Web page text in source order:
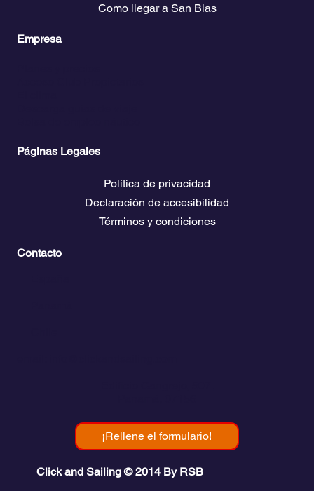
Como llegar a San Blas
Empresa
Click and Sailing © 2014 By RSB
Páginas Legales
Política de privacidad
Declaración de accesibilidad
Términos y condiciones
¡Rellene el formulario!
Contacto